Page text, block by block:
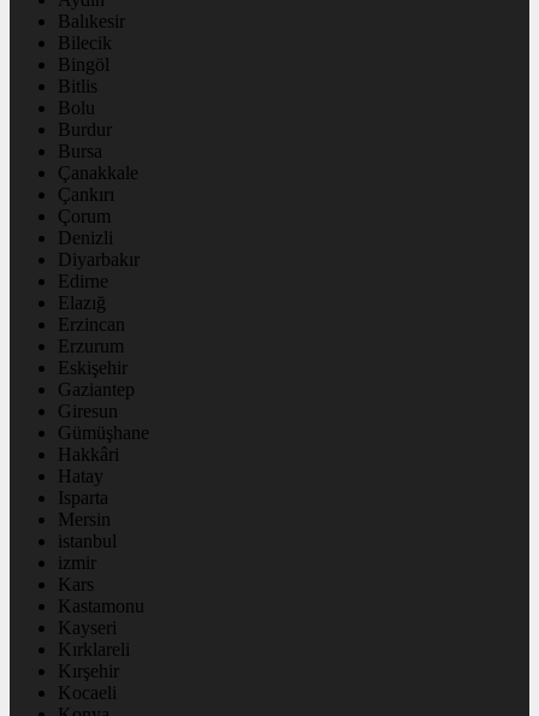
Balıkesir
Bilecik
Bingöl
Bitlis
Bolu
Burdur
Bursa
Çanakkale
Çankırı
Çorum
Denizli
Diyarbakır
Edirne
Elazığ
Erzincan
Erzurum
Eskişehir
Gaziantep
Giresun
Gümüşhane
Hakkâri
Hatay
Isparta
Mersin
istanbul
izmir
Kars
Kastamonu
Kayseri
Kırklareli
Kırşehir
Kocaeli